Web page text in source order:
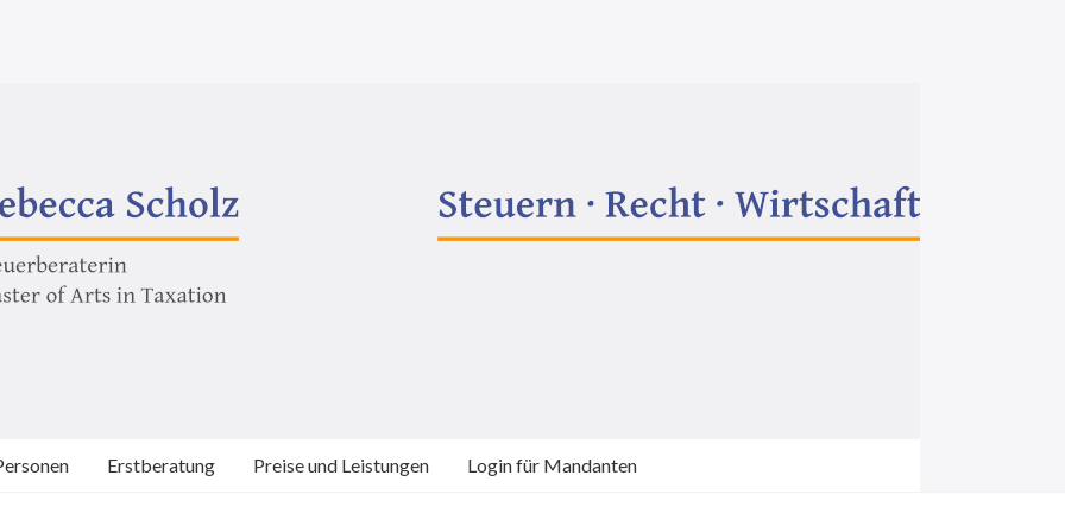
Erstberatung Preise und Leistungen Login für Mandanten